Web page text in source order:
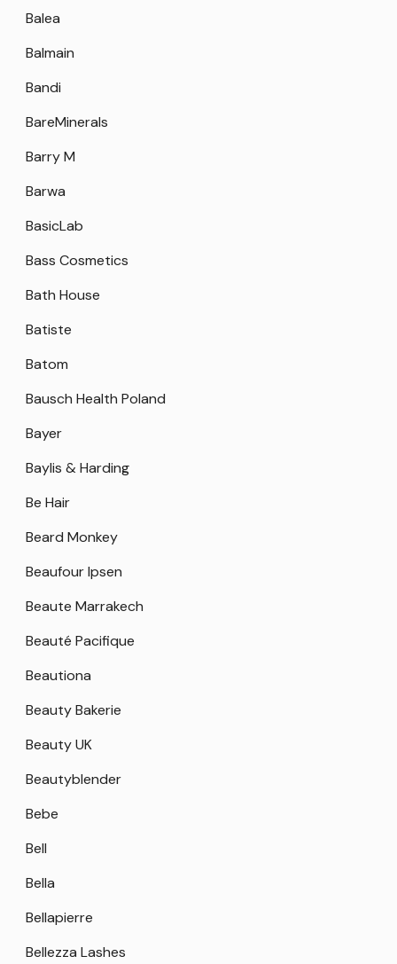
Balea
Balmain
Bandi
BareMinerals
Barry M
Barwa
BasicLab
Bass Cosmetics
Bath House
Batiste
Batom
Bausch Health Poland
Bayer
Baylis & Harding
Be Hair
Beard Monkey
Beaufour Ipsen
Beaute Marrakech
Beauté Pacifique
Beautiona
Beauty Bakerie
Beauty UK
Beautyblender
Bebe
Bell
Bella
Bellapierre
Bellezza Lashes